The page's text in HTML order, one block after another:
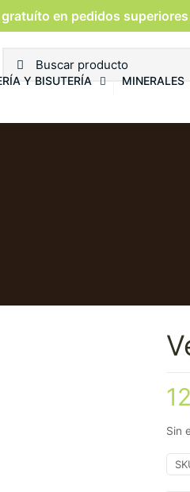
en pedidos
Y BISUTERÍA
MINERALES
Sin